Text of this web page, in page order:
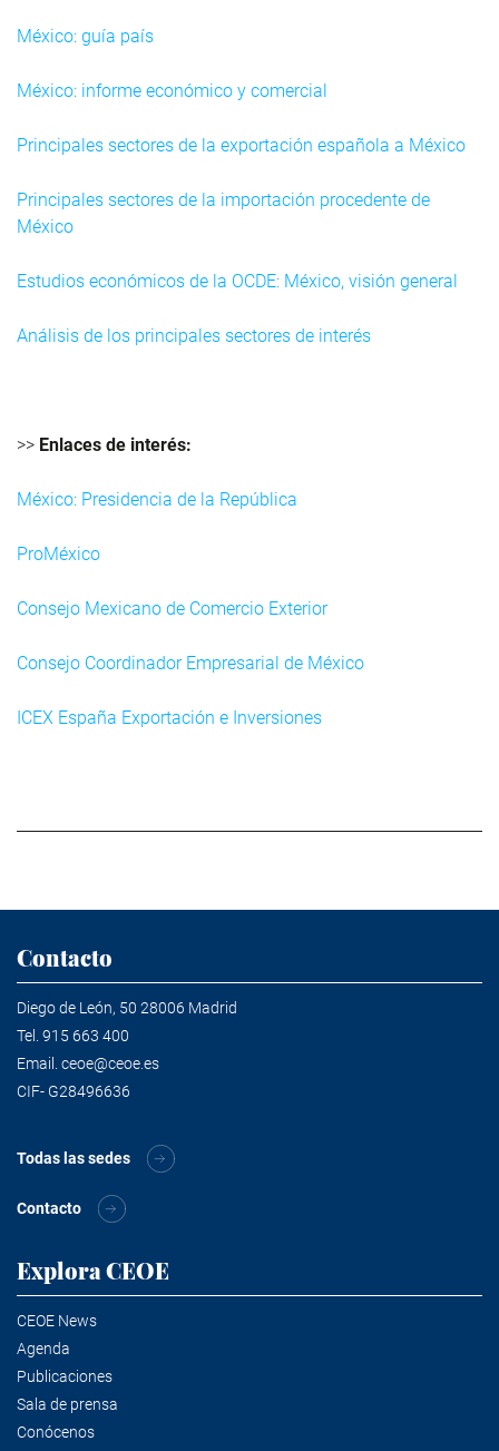
México: guía país
México: informe económico y comercial
Principales sectores de la exportación española a México
Principales sectores de la importación procedente de
México
Estudios económicos de la OCDE: México, visión general
Análisis de los principales sectores de interés
>> Enlaces de interés:
México: Presidencia de la República
ProMéxico
Consejo Mexicano de Comercio Exterior
Consejo Coordinador Empresarial de México
ICEX España Exportación e Inversiones
Contacto
Diego de León, 50 28006 Madrid
Tel. 915 663 400
Email. ceoe@ceoe.es
CIF- G28496636
Todas las sedes
Contacto
Explora CEOE
CEOE News
Agenda
Publicaciones
Sala de prensa
Conócenos